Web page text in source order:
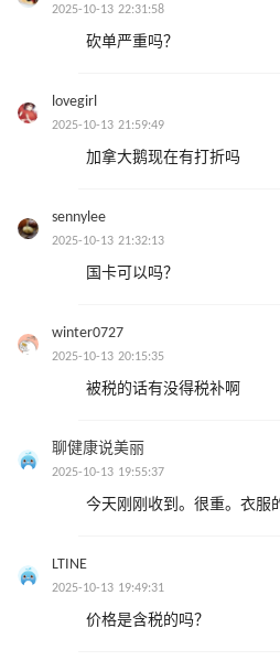
2025-10-13 22:31:58
砍单严重吗？
lovegirl
2025-10-13 21:59:49
加拿大鹅现在有打折吗
sennylee
2025-10-13 21:32:13
国卡可以吗？
winter0727
2025-10-13 20:15:35
被税的话有没得税补啊
聊健康说美丽
2025-10-13 19:55:37
今天刚刚收到。很重。衣服
LTINE
2025-10-13 19:49:31
价格是含税的吗？